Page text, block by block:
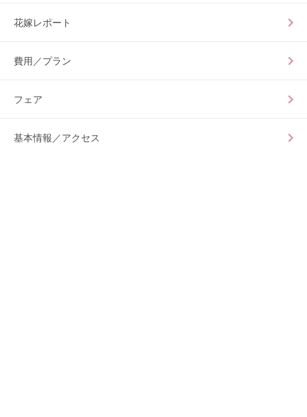
花嫁レポート
費用／プラン
フェア
基本情報／アクセス